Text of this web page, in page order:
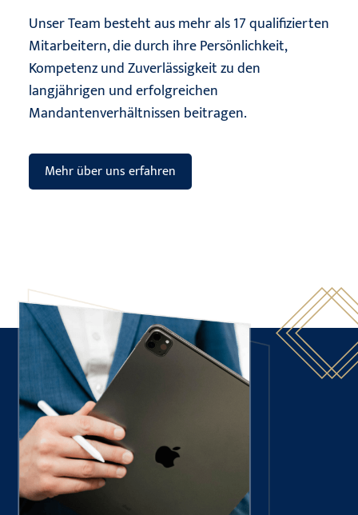
Unser Team besteht aus mehr als 17 qualifizierten
Mitarbeitern, die durch ihre Persönlichkeit,
Kompetenz und Zuverlässigkeit zu den
langjährigen und erfolgreichen
Mandantenverhältnissen beitragen.
Mehr über uns erfahren